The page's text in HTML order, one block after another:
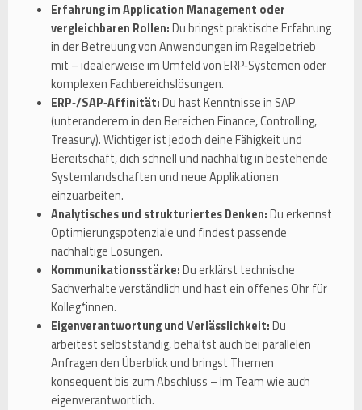
Erfahrung im Application Management oder
vergleichbaren Rollen:Du bringst praktische Erfahrung
in der Betreuung von Anwendungen im Regelbetrieb
mit – idealerweise im Umfeld von ERP‑Systemen oder
komplexen Fachbereichslösungen.
ERP‑/SAP‑Affinität:Du hast Kenntnisse in SAP
(unteranderem in den Bereichen Finance, Controlling,
Treasury). Wichtiger ist jedoch deine Fähigkeit und
Bereitschaft, dich schnell und nachhaltig in bestehende
Systemlandschaften und neue Applikationen
einzuarbeiten.
Analytisches und strukturiertes Denken:Du erkennst
Optimierungspotenziale und findest passende
nachhaltige Lösungen.
Kommunikationsstärke:Du erklärst technische
Sachverhalte verständlich und hast ein offenes Ohr für
Kolleg*innen.
Eigenverantwortung und Verlässlichkeit:Du
arbeitest selbstständig, behältst auch bei parallelen
Anfragen den Überblick und bringst Themen
konsequent bis zum Abschluss – im Team wie auch
eigenverantwortlich.